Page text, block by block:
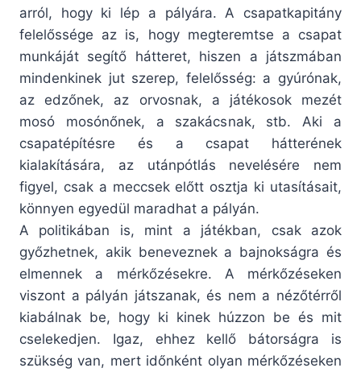
arról, hogy ki lép a pályára. A csapatkapitány
felelőssége az is, hogy megteremtse a csapat
munkáját segítő hátteret, hiszen a játszmában
mindenkinek jut szerep, felelősség: a gyúrónak,
az edzőnek, az orvosnak, a játékosok mezét
mosó mosónőnek, a szakácsnak, stb. Aki a
csapatépítésre és a csapat hátterének
kialakítására, az utánpótlás nevelésére nem
figyel, csak a meccsek előtt osztja ki utasításait,
könnyen egyedül maradhat a pályán.
A politikában is, mint a játékban, csak azok
győzhetnek, akik beneveznek a bajnokságra és
elmennek a mérkőzésekre. A mérkőzéseken
viszont a pályán játszanak, és nem a nézőtérről
kiabálnak be, hogy ki kinek húzzon be és mit
cselekedjen. Igaz, ehhez kellő bátorságra is
szükség van, mert időnként olyan mérkőzéseken